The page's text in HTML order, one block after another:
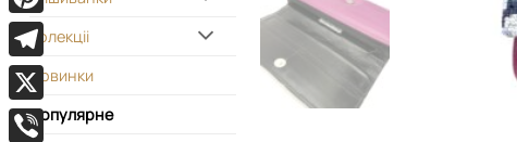
Колекціі
Новинки
Популярне
Pinterest
Telegram
X